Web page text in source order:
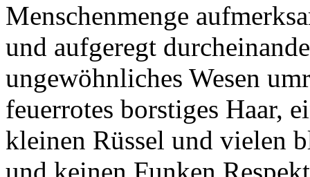
Menschenmenge
und aufgeregt
ungewöhnliches Wesen
feuerrotes borstiges Haar,
kleinen Rüssel und vielen